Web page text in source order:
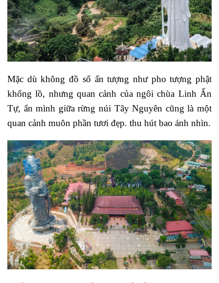
Mặc dù không đồ số ấn tượng như pho tượng phật
khổng lồ, nhưng quan cảnh của ngôi chùa Linh Ẩn
Tự, ẩn mình giữa rừng núi Tây Nguyên cũng là một
quan cảnh muôn phần tươi đẹp. thu hút bao ánh nhìn.